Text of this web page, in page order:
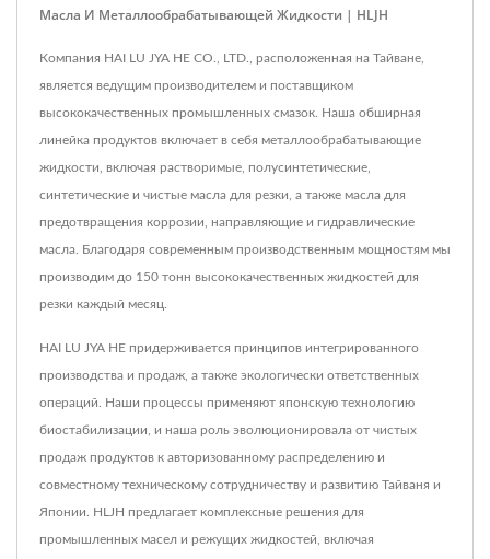
Масла И Металлообрабатывающей Жидкости | HLJH
Компания HAI LU JYA HE CO., LTD., расположенная на Тайване,
является ведущим производителем и поставщиком
высококачественных промышленных смазок. Наша обширная
линейка продуктов включает в себя металлообрабатывающие
жидкости, включая растворимые, полусинтетические,
синтетические и чистые масла для резки, а также масла для
предотвращения коррозии, направляющие и гидравлические
масла. Благодаря современным производственным мощностям мы
производим до 150 тонн высококачественных жидкостей для
резки каждый месяц.
HAI LU JYA HE придерживается принципов интегрированного
производства и продаж, а также экологически ответственных
операций. Наши процессы применяют японскую технологию
биостабилизации, и наша роль эволюционировала от чистых
продаж продуктов к авторизованному распределению и
совместному техническому сотрудничеству и развитию Тайваня и
Японии. HLJH предлагает комплексные решения для
промышленных масел и режущих жидкостей, включая